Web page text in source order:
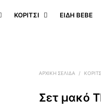
ΚΟΡΙΤΣΙ ΕΊΔΗ BEBE
ΑΡΧΙΚΉ ΣΕΛΊΔΑ /
Σετ μακό